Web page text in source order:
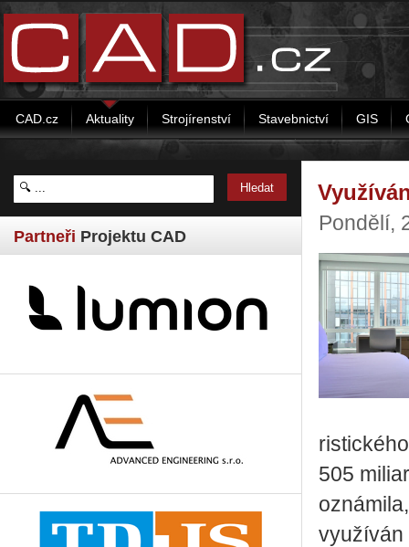
CAD.cz Aktuality Strojírenství Stavebnictví GIS
Partneři Projektu CAD
Pondělí,
505
vy­u­ží­ván